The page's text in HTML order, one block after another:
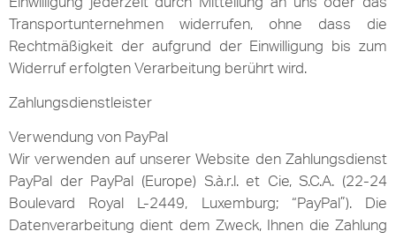
Transportunternehmen widerrufen, ohne dass die
Rechtmäßigkeit der aufgrund der Einwilligung bis zum
Widerruf erfolgten Verarbeitung berührt wird.
Zahlungsdienstleister
Verwendung von PayPal
Wir verwenden auf unserer Website den Zahlungsdienst
PayPal der PayPal (Europe) S.à.r.l. et Cie, S.C.A. (22-24
Boulevard Royal L-2449, Luxemburg; “PayPal”). Die
Datenverarbeitung dient dem Zweck, Ihnen die Zahlung